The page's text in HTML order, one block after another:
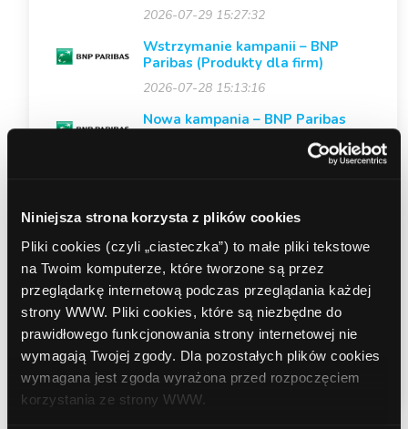
Niniejsza strona korzysta z plików cookies
Pliki cookies (czyli „ciasteczka”) to małe pliki tekstowe
na Twoim komputerze, które tworzone są przez
przeglądarkę internetową podczas przeglądania każdej
strony WWW. Pliki cookies, które są niezbędne do
prawidłowego funkcjonowania strony internetowej nie
wymagają Twojej zgody. Dla pozostałych plików cookies
wymagana jest zgoda wyrażona przed rozpoczęciem
korzystania ze strony WWW.
2026-07-29 15:27:32
Wstrzymanie kampanii – BNP
Paribas (Produkty dla firm)
2026-07-28 15:13:16
Nowa kampania – BNP Paribas
Santander Consumer Bank
(Kredyt gotówkowy)
2026-07-14 12:48:05
Zmiana premii w akcji specjalnej
KONTO SMART od Erste Bank
Polska
2026-06-22 09:27:28